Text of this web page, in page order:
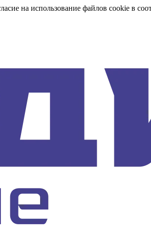
на использование файлов cookie в